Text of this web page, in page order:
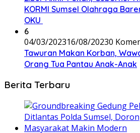
KORMI Sumsel Olahraga
OKU
6
04/03/202316/08/20230
Tawuran Makan Korban,
Orang Tua Pantau Anak-Anak
Berita Terbaru